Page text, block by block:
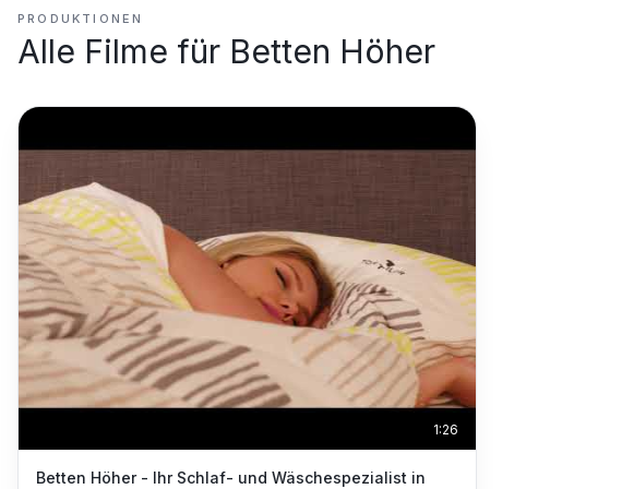
PRODUKTIONEN
Alle Filme für Betten Höher
1:26
Betten Höher - Ihr Schlaf- und Wäschespezialist in